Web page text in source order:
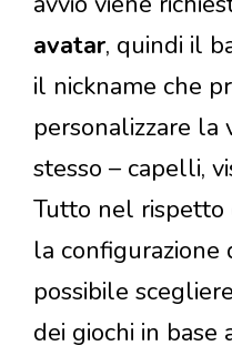
avatar, quindi il
il nickname che
personalizzare la
stesso – capelli,
Tutto nel rispetto
la configurazione
possibile
dei giochi in base